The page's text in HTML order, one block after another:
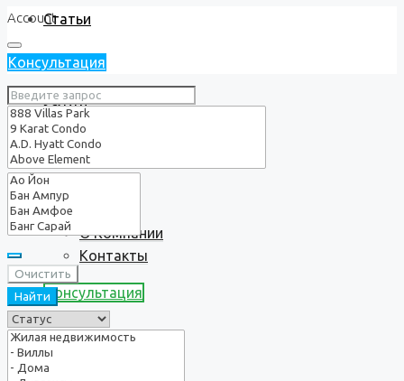
Статьи
Услуги
О нас
О Компании
Контакты
Консультация
Account
Консультация
Очистить
Найти